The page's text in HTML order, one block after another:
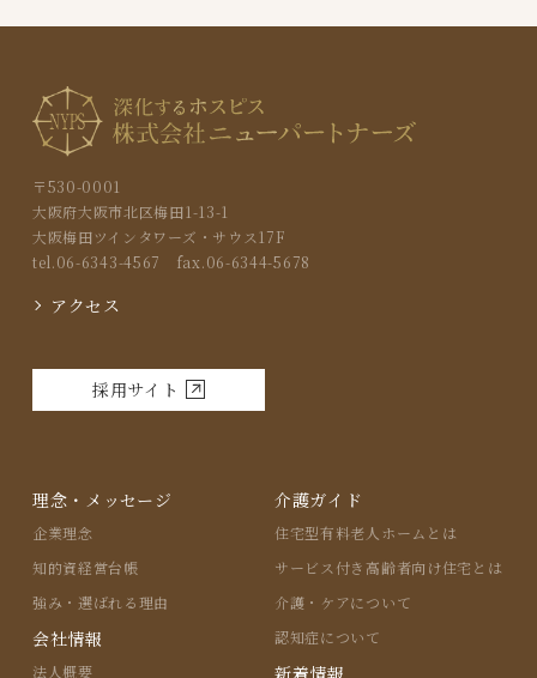
〒530-0001
大阪府大阪市北区梅田1-13-1
大阪梅田ツインタワーズ・サウス17F
tel.06-6343-4567 fax.06-6344-5678
アクセス
採用サイト
理念・メッセージ
企業理念
知的資経営台帳
強み・選ばれる理由
会社情報
法人概要
介護ガイド
住宅型有料⽼⼈ホームとは
サービス付き⾼齢者向け住宅とは
介護・ケアについて
認知症について
新着情報